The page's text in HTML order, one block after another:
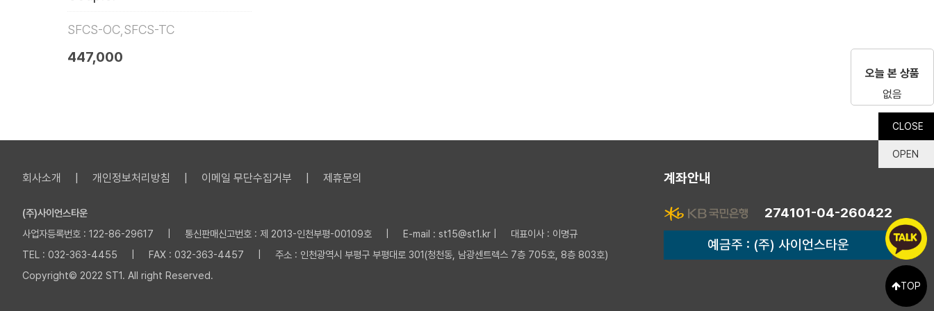
SFCS-OC,SFCS-TC
447,000
회사소개 개인정보처리방침 이메일 무단수집거부 제휴문의
(주)사이언스타운
사업자등록번호 : 122-86-29617 | 통신판매신고번호 : 제 2013-인천부평-00109호 | E-mail : st15@st1.kr | 대표이사 : 이명규
TEL : 032-363-4455 | FAX : 032-363-4457 | 주소 : 인천광역시 부평구 부평대로 301(청천동, 남광센트렉스 7층 705호, 8층 803호)
Copyright© 2022 ST1. All right Reserved.
계좌안내
274101-04-260422
예금주 : (주) 사이언스타운
CLOSE
OPEN
오늘 본 상품
없음
TOP